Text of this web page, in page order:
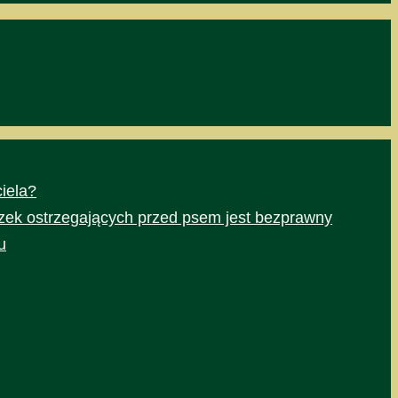
ostrzegających przed psem jest bezprawny